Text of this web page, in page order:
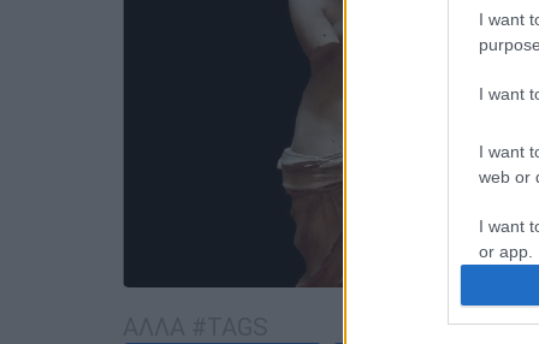
I want
I want
I want
web or
I want
or app.
I want